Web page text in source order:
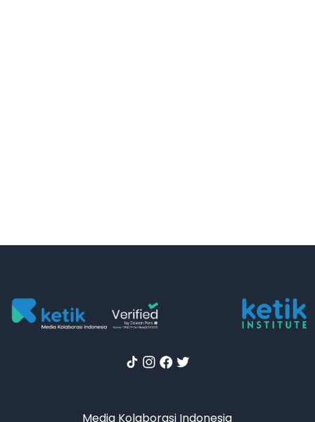
Media Kolaborasi Indonesia